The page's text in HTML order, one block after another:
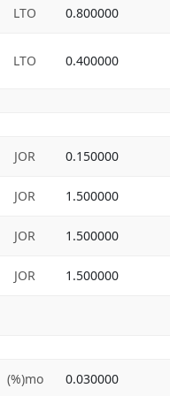
LTO 0.800000
LTO 0.400000
JOR 0.150000
JOR 1.500000
JOR 1.500000
JOR 1.500000
(%)mo 0.030000